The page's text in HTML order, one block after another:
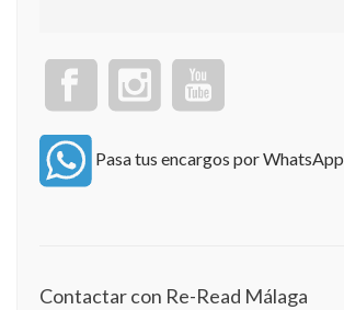
Pasa tus encargos por WhatsApp
Contactar con Re-Read Málaga